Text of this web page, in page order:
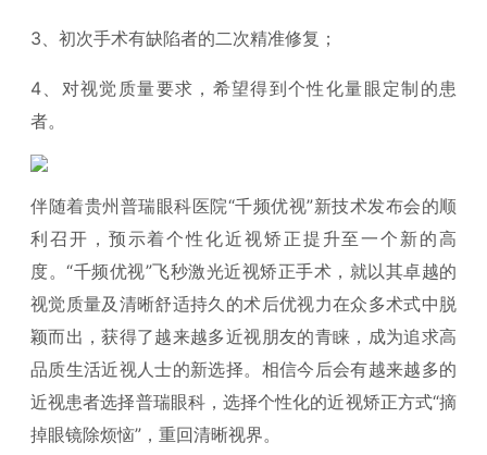
3、初次手术有缺陷者的二次精准修复；
4、对视觉质量要求，希望得到个性化量眼定制的患
者。
伴随着贵州普瑞眼科医院“千频优视”新技术发布会的顺
利召开，预示着个性化近视矫正提升至一个新的高
度。“千频优视”飞秒激光近视矫正手术，就以其卓越的
视觉质量及清晰舒适持久的术后优视力在众多术式中脱
颖而出，获得了越来越多近视朋友的青睐，成为追求高
品质生活近视人士的新选择。相信今后会有越来越多的
近视患者选择普瑞眼科，选择个性化的近视矫正方式“摘
掉眼镜除烦恼”，重回清晰视界。